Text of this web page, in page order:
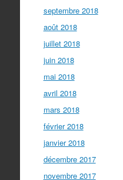
septembre 2018
août 2018
juillet 2018
juin 2018
mai 2018
avril 2018
mars 2018
février 2018
janvier 2018
décembre 2017
novembre 2017